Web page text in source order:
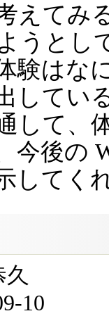
えてみ
うとし
験はな
してい
して、
今後の
してく
10